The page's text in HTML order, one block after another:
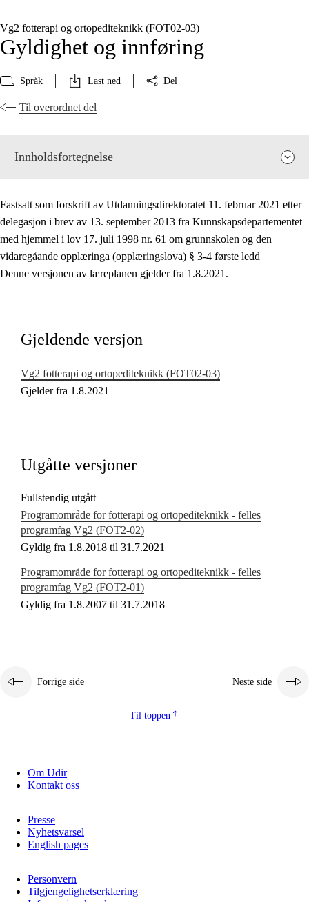
Vg2 fotterapi og ortopediteknikk (FOT02‑03)
Gyldighet og innføring
Språk Last ned Del
Til overordnet del
Innholdsfortegnelse
Fagenes relevans og sentrale verdier
Grunnleggende ferdigheter
Fastsatt som forskrift av Utdanningsdirektoratet 11. februar 2021 etter
delegasjon i brev av 13. september 2013 fra Kunnskapsdepartementet
med hjemmel i lov 17. juli 1998 nr. 61 om grunnskolen og den
vidaregåande opplæringa (opplæringslova) § 3-4 første ledd
Denne versjonen av læreplanen gjelder fra 1.8.2021.
Gjeldende versjon
Vg2 fotterapi og ortopediteknikk (FOT02‑03)
Gjelder fra 1.8.2021
Utgåtte versjoner
Fullstendig utgått
Programområde for fotterapi og ortopediteknikk - felles
programfag Vg2 (FOT2‑02)
Gyldig fra 1.8.2018 til 31.7.2021
Programområde for fotterapi og ortopediteknikk - felles
programfag Vg2 (FOT2‑01)
Gyldig fra 1.8.2007 til 31.7.2018
Forrige side Neste side
Til toppen
Om Udir
Kontakt oss
Presse
Nyhetsvarsel
English pages
Personvern
Tilgjengelighetserklæring